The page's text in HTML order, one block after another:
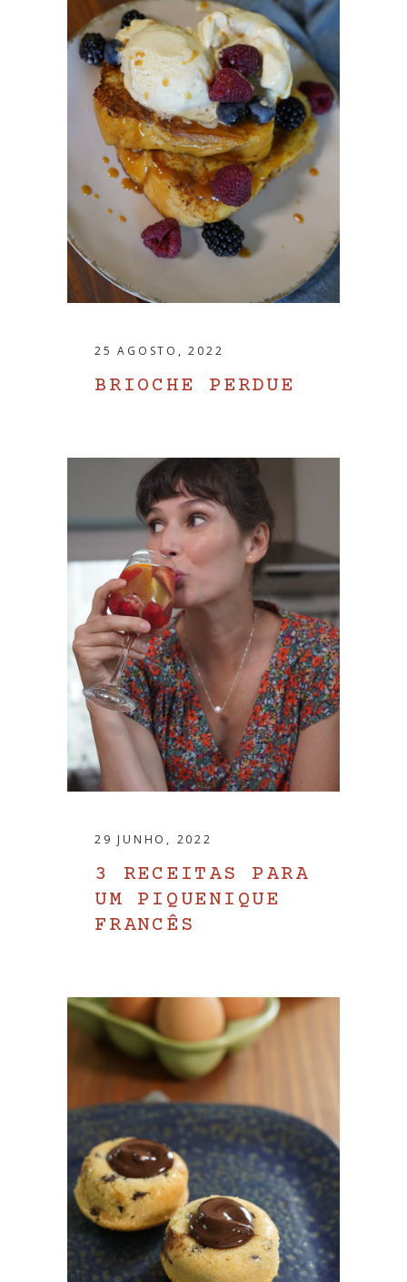
25 AGOSTO, 2022
BRIOCHE PERDUE
29 JUNHO, 2022
3 RECEITAS PARA
UM PIQUENIQUE
FRANCÊS